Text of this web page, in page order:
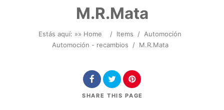
M.R.Mata
Estás aquí: »» Home / Items / Automoción
Automoción - recambios
/ M.R.Mata
SHARE THIS PAGE